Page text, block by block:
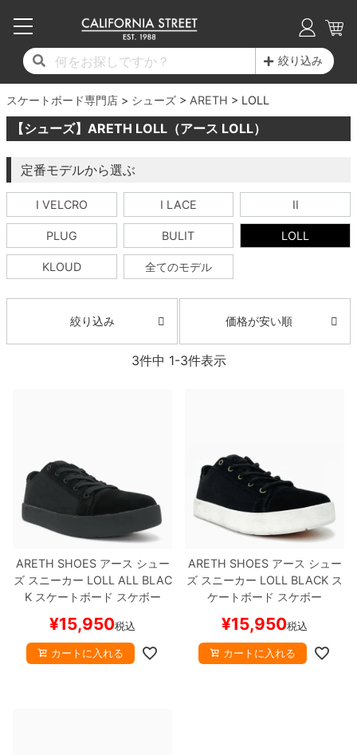
絞り込み
スケートボード専門店 シューズ ARETH LOLL
【シューズ】ARETH LOLL（アース LOLL）
定番モデルから選ぶ
I VELCRO I LACE II
PLUG BULIT LOLL
KLOUD 全てのモデル
絞り込み 価格が安い順
3件中 1-3件表示
ARETH SHOESアース シュー
ズ スニーカー LOLL ALL BLAC
Kスケートボード スケボー
¥15,950税込
カートに入れる
ARETH SHOESアース シュー
ズ スニーカー LOLL BLACK ス
ケートボード スケボー
¥15,950税込
カートに入れる
17時までのご注文は当日発送！
11,000円以上で送料無料！
毎月1日はポイント5倍！10日と20日は3倍！
コンプリートセット（完成品）
17時までのご注文は当日発送！
11,000円以上で送料無料！
毎月1日はポイント5倍！10日と20日は3倍！
デッキ新着一覧
デッキブランド一覧（全てのデッキ）
サイズからデッキを選ぶ
子供用デッキ
7.0inch以下
7.2inch
7.5inch
7.6inch
7.8inch
8.1inch
8.2inch
8.4inch
8.5inch
トラック
17時までのご注文は当日発送！
11,000円以上で送料無料！
毎月1日はポイント5倍！10日と20日は3倍！
トラック新着一覧
トラックブランド一覧（全てのトラック）
適合デッキサイズから選ぶ
7.0inch以下
7.2inch
7.3inch
7.6inch
7.7inch
7.9inch
8.2inch
8.3inch
8.5inch
8.6inch
ウィール
17時までのご注文は当日発送！
11,000円以上で送料無料！
毎月1日はポイント5倍！10日と20日は3倍！
ウィール新着一覧
ウィールブランド一覧（全てのウィール）
ウィールをサイズから選ぶ
50mm
51mm
52mm
54mm
55mm
57mm
60mm
62mm
64mm
65mm
スピットファイヤー F4（フォーミュラフォ
ー）
ボーンズ XF（エックスフォーミュラ）
ボーンズ STF（エスティーエフ）
ソフトウィール（クルーザー）
デッキテープ
足回りセット（トラック・ウィールセット）
ヘルメット・パッド
スケートケース・バッグ
メディア（雑誌・DVD・CD）
17時までのご注文は当日発送！
11,000円以上で送料無料！
毎月1日はポイント5倍！10日と20日は3倍！
シューズ新着一覧
シューズブランド一覧
シューズをサイズから選ぶ
20cm
21cm
22cm
23cm
23.5cm
24.5cm
26cm
26.5cm
27.5cm
サンダル
インソール
シューレース・その他
17時までのご注文は当日発送！
11,000円以上で送料無料！
毎月1日はポイント5倍！10日と20日は3倍！
Tシャツ
ロングスリーブTシャツ
ジャケット
パーカー
パンツ
7分袖シャツ・ラグラン
半袖シャツ
ソックス
アンダーウエア
17時までのご注文は当日発送！
11,000円以上で送料無料！
毎月1日はポイント5倍！10日と20日は3倍！
最新ブログ一覧
カテゴリー
17時までのご注文は当日発送！
11,000円以上で送料無料！
毎月1日はポイント5倍！10日と20日は3倍！
初心者の方へ
商品情報
徹底解析
スタッフおすすめアイテム
ブランド紹介
INFO
17時までのご注文は当日発送！
11,000円以上で送料無料！
毎月1日はポイント5倍！10日と20日は3倍！
店舗情報
ショップライダー紹介
スタッフ紹介
カリフォルニアストリートの歴史
求人情報
プライバシーポリシー